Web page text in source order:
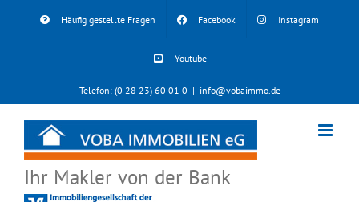
Häufig gestellte Fragen Facebook Instagram
Youtube
Telefon: (0 28 23) 60 01 0 | info@vobaimmo.de
Ihr Makler von der Bank